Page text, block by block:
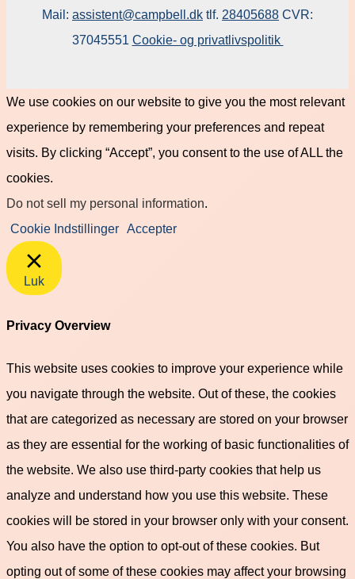
Mail: assistent@campbell.dk tlf. 28405688 CVR:
37045551 Cookie- og privatlivspolitik
We use cookies on our website to give you the most relevant
experience by remembering your preferences and repeat
visits. By clicking “Accept”, you consent to the use of ALL the
cookies.
Do not sell my personal information.
Cookie Indstillinger Accepter
Luk
Privacy Overview
This website uses cookies to improve your experience while
you navigate through the website. Out of these, the cookies
that are categorized as necessary are stored on your browser
as they are essential for the working of basic functionalities of
the website. We also use third-party cookies that help us
analyze and understand how you use this website. These
cookies will be stored in your browser only with your consent.
You also have the option to opt-out of these cookies. But
opting out of some of these cookies may affect your browsing